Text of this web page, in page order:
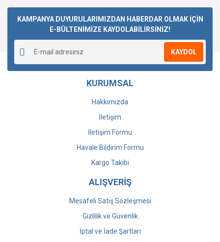
KAMPANYA DUYURULARIMIZDAN HABERDAR OLMAK İÇİN
E-BÜLTENİMİZE KAYDOLABİLİRSİNİZ!
KAYDOL
KURUMSAL
Hakkımızda
İletişim
İletişim Formu
Havale Bildirim Formu
Kargo Takibi
ALIŞVERİŞ
Mesafeli Satış Sözleşmesi
Gizlilik ve Güvenlik
İptal ve İade Şartları